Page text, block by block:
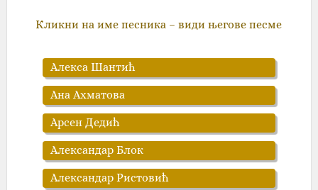
Кликни на име песника – види његове песме
Алекса Шантић
Ана Ахматова
Арсен Дедић
Александар Блок
Александар Ристовић